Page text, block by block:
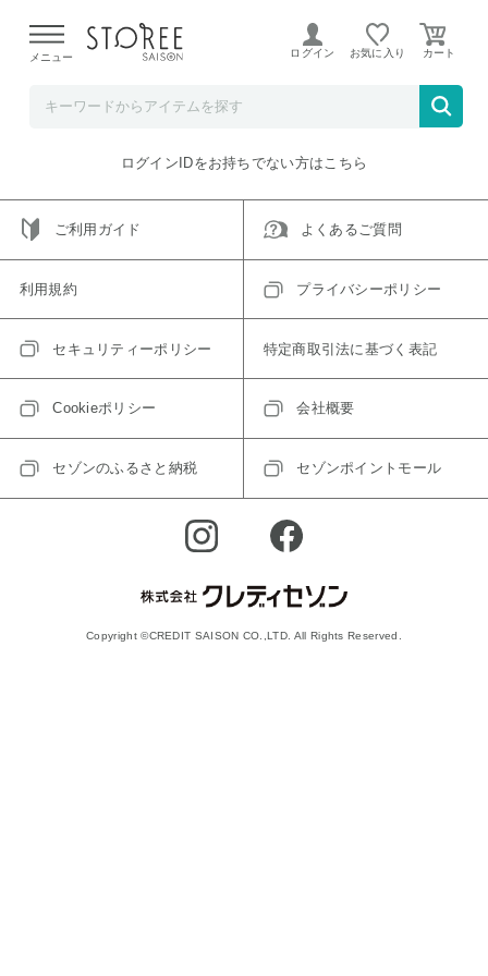
よる配送遅延が発生しております。
メニュー ログイン お気に入り
ご指定のアイテムは取り扱い終了、またはただいま取り扱い
トップへ戻る
ログインIDをお持ちでない方はこちら
ご利用ガイド よくあるご質問
利用規約 プライバシーポリシー
セキュリティーポリシー 特定商取引法に基づく表記
Cookieポリシー 会社概要
セゾンのふるさと納税 セゾンポイントモール
Copyright ©CREDIT SAISON CO.,LTD. All Rights Reserved.